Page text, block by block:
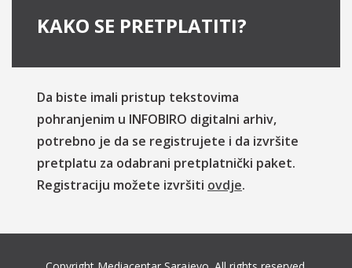
KAKO SE PRETPLATITI?
Da biste imali pristup tekstovima
pohranjenim u INFOBIRO digitalni arhiv,
potrebno je da se registrujete i da izvršite
pretplatu za odabrani pretplatnički paket.
Registraciju možete izvršiti ovdje.